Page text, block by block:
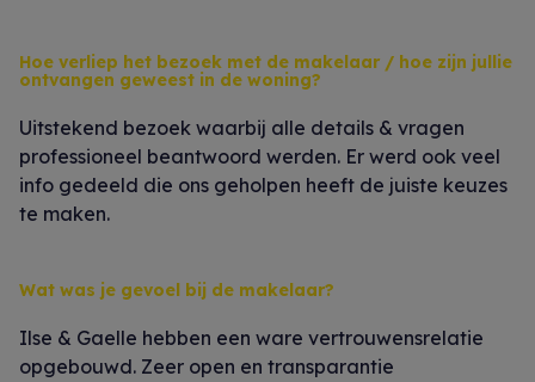
Hoe verliep het bezoek met de makelaar / hoe zijn jullie
ontvangen geweest in de woning?
Uitstekend bezoek waarbij alle details & vragen
professioneel beantwoord werden. Er werd ook veel
info gedeeld die ons geholpen heeft de juiste keuzes
te maken.
Wat was je gevoel bij de makelaar?
Ilse & Gaelle hebben een ware vertrouwensrelatie
opgebouwd. Zeer open en transparantie